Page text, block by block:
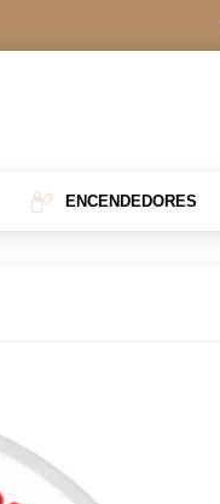
ENCENDEDORES